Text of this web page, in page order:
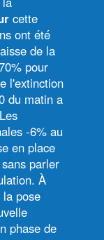
cette
ont été
de la
pour
l'extinction
du matin a
-6% au
en place
parler
À
pose
phase de